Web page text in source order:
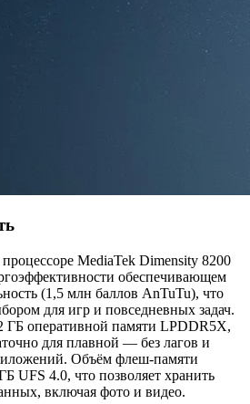
MediaTek Dimensity 8200
обеспечивающем
(1,5 млн баллов AnTuTu), что
для игр и повседневных задач.
ГБ оперативной памяти LPDDR5X,
для плавной — без лагов и
Объём флеш-памяти
UFS 4.0, что позволяет хранить
включая фото и видео.